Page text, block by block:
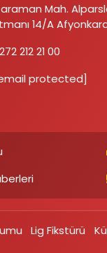
Mah.
14/A
212 21 00
protected]
Lig Fikstürü